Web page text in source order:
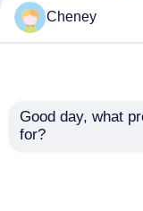
Q235 GB ইস্পাত
ফ্রেম বিল্ডিং নির্মাণ 0.6
Cheney
Good day, what
for?